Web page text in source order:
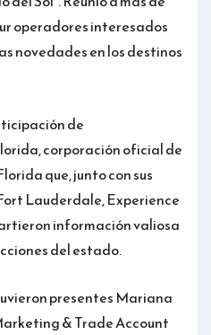
operadores interesados
novedades en los destinos
de
corporación oficial de
que, junto con sus
Lauderdale, Experience
información valiosa
del estado.
presentes Mariana
& Trade Account